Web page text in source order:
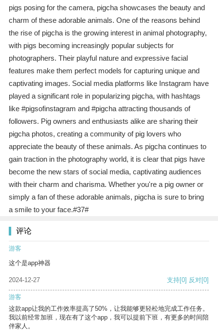
pigs posing for the camera, pigcha showcases the beauty and
charm of these adorable animals. One of the reasons behind
the rise of pigcha is the growing interest in animal photography,
with pigs becoming increasingly popular subjects for
photographers. Their playful nature and expressive facial
features make them perfect models for capturing unique and
captivating images. Social media platforms like Instagram have
played a significant role in popularizing pigcha, with hashtags
like #pigsofinstagram and #pigcha attracting thousands of
followers. Pig owners and enthusiasts alike are sharing their
pigcha photos, creating a community of pig lovers who
appreciate the beauty of these animals. As pigcha continues to
gain traction in the photography world, it is clear that pigs have
become the new stars of social media, captivating audiences
with their charm and charisma. Whether you're a pig owner or
simply a fan of these adorable animals, pigcha is sure to bring
a smile to your face.#37#
评论
游客
这个是app神器
2024-12-27 支持[0] 反对[0]
游客
这款app让我的工作效率提高了50%，让我能够更轻松地完成工作任务。
我以前经常加班，现在有了这个app，我可以提前下班，有更多的时间陪
伴家人。